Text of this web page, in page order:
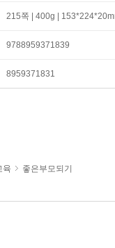
215쪽 | 400g |
9788959371839
8959371831
육 좋은부모되기